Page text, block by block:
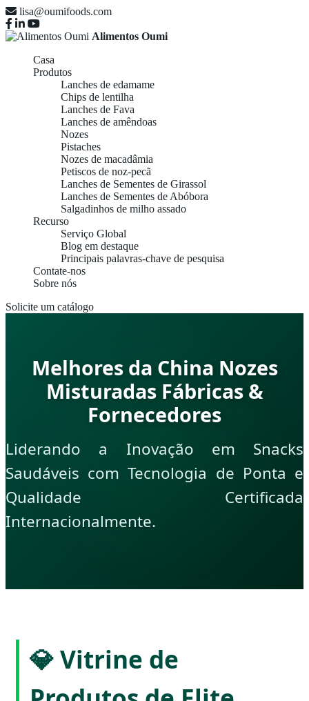
lisa@oumifoods.com
Alimentos Oumi
Casa
Produtos
Lanches de edamame
Chips de lentilha
Lanches de Fava
Lanches de amêndoas
Nozes
Pistaches
Nozes de macadâmia
Petiscos de noz-pecã
Lanches de Sementes de Girassol
Lanches de Sementes de Abóbora
Salgadinhos de milho assado
Recurso
Serviço Global
Blog em destaque
Principais palavras-chave de pesquisa
Contate-nos
Sobre nós
Solicite um catálogo
Melhores da China Nozes
Misturadas Fábricas &
Fornecedores
Liderando a Inovação em Snacks
Saudáveis com Tecnologia de Ponta e
Qualidade Certificada
Internacionalmente.
💎 Vitrine de